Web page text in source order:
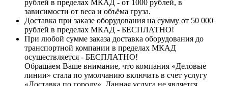
рублей в пределах МКАД - от 1000 рублей, в
зависимости от веса и объёма груза.
Доставка при заказе оборудования на сумму от 50 000
рублей в пределах МКАД - БЕСПЛАТНО!
При любой сумме заказа доставка оборудования до
транспортной компании в пределах МКАД
осуществляется - БЕСПЛАТНО!
Обращаем Ваше внимание, что компания «Деловые
линии» стала по умолчанию включать в счет услугу
«Доставка по городу». Данная услуга не является